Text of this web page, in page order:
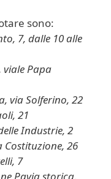
sono:
7, dalle 10 alle
viale Papa
via Solferino, 22
21
Industrie, 2
Costituzione, 26
7